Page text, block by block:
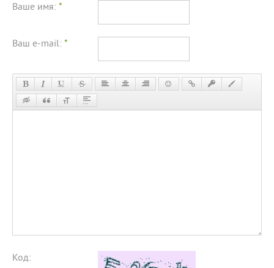
Ваше имя: *
Ваш e-mail: *
Код: